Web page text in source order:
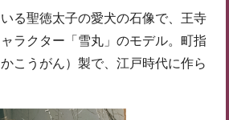
る聖徳太子の愛犬の石像で、王寺
ラクター「雪丸」のモデル。町指
こうがん）製で、江戸時代に作ら